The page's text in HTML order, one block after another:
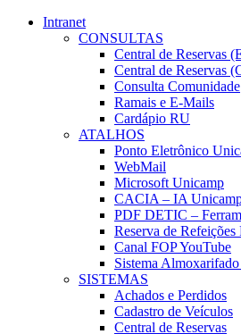
Intranet
CONSULTAS
Central de Reservas
Central de Reservas
Consulta Comunidade
Ramais e E-Mails
Cardápio RU
ATALHOS
Ponto Eletrônico
WebMail
Microsoft Unicamp
CACIA – IA
PDF DETIC –
Reserva de Refeições
Canal FOP YouTube
Sistema
SISTEMAS
Achados e Perdidos
Cadastro de Veículos
Central de Reservas